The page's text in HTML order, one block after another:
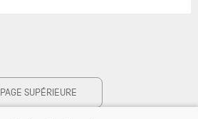
PAGE SUPÉRIEURE